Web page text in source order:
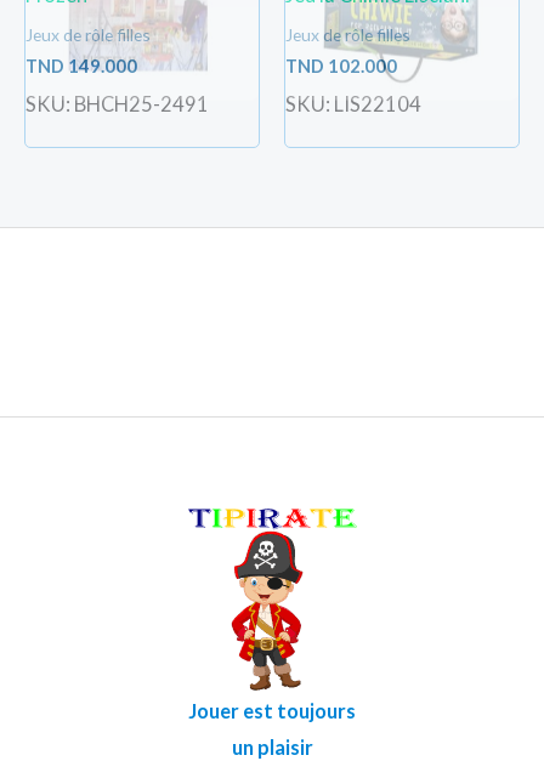
Jeux de rôle filles
TND 149.000
SKU: BHCH25-2491
Jeux de rôle filles
TND 102.000
SKU: LIS22104
Jouer est toujours
un plaisir